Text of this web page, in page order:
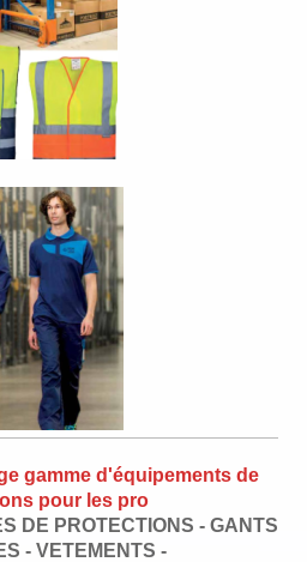
gamme d'équipements de
pour les pro
DE PROTECTIONS - GANTS
- VETEMENTS -